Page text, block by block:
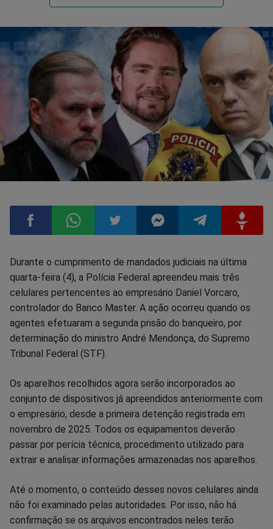
Compartilhar
no
Facebook
Compartilhar
no
Whatsapp
Compartilhar
no
Twitter
Compartilhar
no
Messenger
Compartilhar
no
Telegram
no
Gettr
Durante o cumprimento de mandados judiciais na última
quarta-feira (4), a Polícia Federal apreendeu mais três
celulares pertencentes ao empresário Daniel Vorcaro,
controlador do Banco Master. A ação ocorreu quando os
agentes efetuaram a segunda prisão do banqueiro, por
determinação do ministro André Mendonça, do Supremo
Tribunal Federal (STF).
Os aparelhos recolhidos agora serão incorporados ao
conjunto de dispositivos já apreendidos anteriormente com
o empresário, desde a primeira detenção registrada em
novembro de 2025. Todos os equipamentos deverão
passar por perícia técnica, procedimento utilizado para
extrair e analisar informações armazenadas nos aparelhos.
Até o momento, o conteúdo desses novos celulares ainda
não foi examinado pelas autoridades. Por isso, não há
confirmação se os arquivos encontrados neles terão